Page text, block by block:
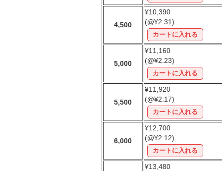
4,500
¥10,390
(@¥2.31)
5,000
¥11,160
(@¥2.23)
5,500
¥11,920
(@¥2.17)
6,000
¥12,700
(@¥2.12)
¥13,480